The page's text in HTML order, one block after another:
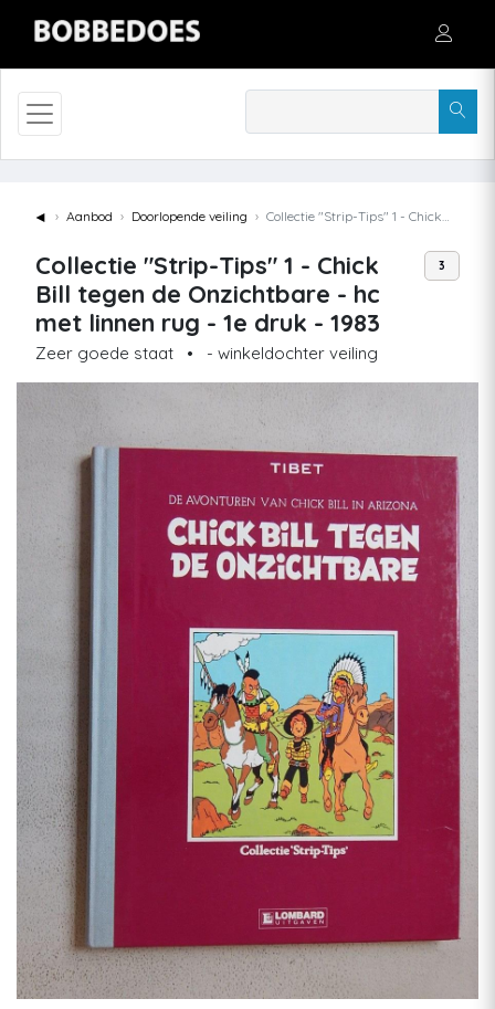
◄ Aanbod Doorlopende veiling Collectie "Strip-Tips" 1 - Chick Bill tegen de Onzichtbare - hc met linnen rug - 1e druk - 1983
Collectie "Strip-Tips" 1 - Chick
Bill tegen de Onzichtbare - hc
met linnen rug - 1e druk - 1983
Zeer goede staat • - winkeldochter veiling
3